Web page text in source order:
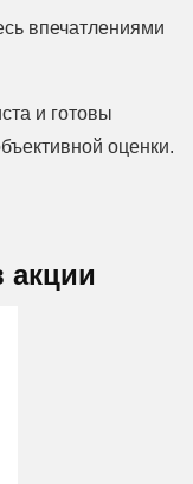
впечатлениями
и готовы
оценки.